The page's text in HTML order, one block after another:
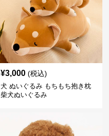
¥3,000 (税込)
犬 ぬいぐるみ もちもち抱き枕
柴犬ぬいぐるみ